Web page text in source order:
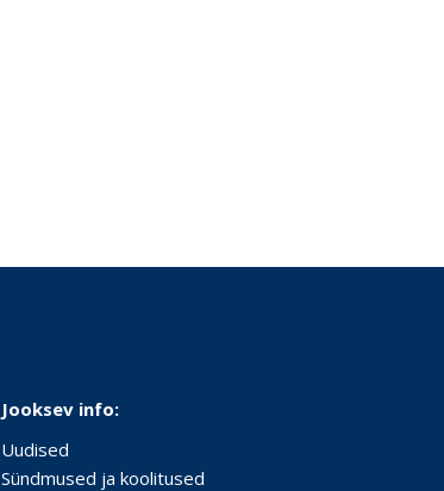
Jooksev info:
Uudised
Sündmused ja koolitused